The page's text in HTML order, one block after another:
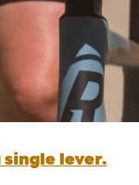
lever.